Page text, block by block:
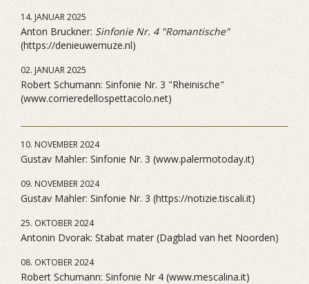
14. JANUAR 2025
Anton Bruckner: Sinfonie Nr. 4 "Romantische"
(https://denieuwemuze.nl)
02. JANUAR 2025
Robert Schumann: Sinfonie Nr. 3 "Rheinische"
(www.corrieredellospettacolo.net)
10. NOVEMBER 2024
Gustav Mahler: Sinfonie Nr. 3 (www.palermotoday.it)
09. NOVEMBER 2024
Gustav Mahler: Sinfonie Nr. 3 (https://notizie.tiscali.it)
25. OKTOBER 2024
Antonin Dvorak: Stabat mater (Dagblad van het Noorden)
08. OKTOBER 2024
Robert Schumann: Sinfonie Nr 4 (www.mescalina.it)